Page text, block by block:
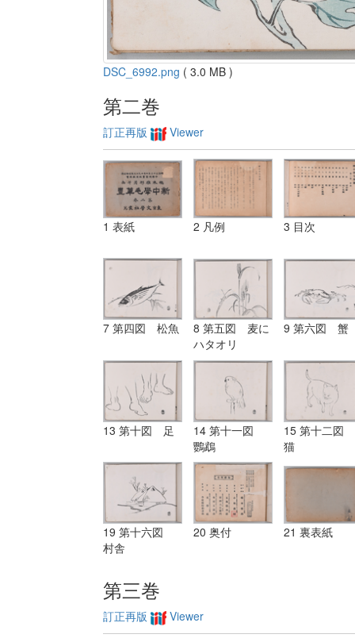
DSC_6992.png ( 3.0 MB )
第二巻
訂正再版 Viewer
1 表紙 2 凡例 3 目次
7 第四図 松魚
8 第五図 麦に
ハタオリ
9 第六図 蟹
13 第十図 足
14 第十一図
鸚鵡
15 第十二図
猫
19 第十六図
村舎
20 奥付 21 裏表紙
第三巻
訂正再版 Viewer